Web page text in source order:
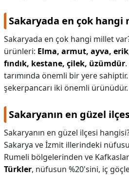
Sakaryada en çok hangi
Sakaryada en çok hangi millet
ürünleri: Elma, armut, ayva,
fındık, kestane, çilek, üzümdür
tarımında önemli bir yere
şekerpancarı iki önemli ürünüdür.
Sakaryanın en güzel
Sakaryanın en güzel ilçesi
Sakarya ve İzmit illerindeki
Rumeli bölgelerinden ve
Türkler, nüfusun %20'sini, iç